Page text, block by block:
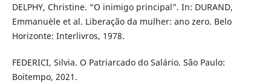
DELPHY, Christine. “O inimigo principal”. In: DURAND,
Emmanuèle et al. Liberação da mulher: ano zero. Belo
Horizonte: Interlivros, 1978.
FEDERICI, Silvia. O Patriarcado do Salário. São Paulo:
Boitempo, 2021.